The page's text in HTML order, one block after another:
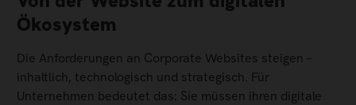
Ökosystem
Die Anforderungen an Corporate Websites steigen –
inhaltlich, technologisch und strategisch. Für
Unternehmen bedeutet das: Sie müssen ihren digitale